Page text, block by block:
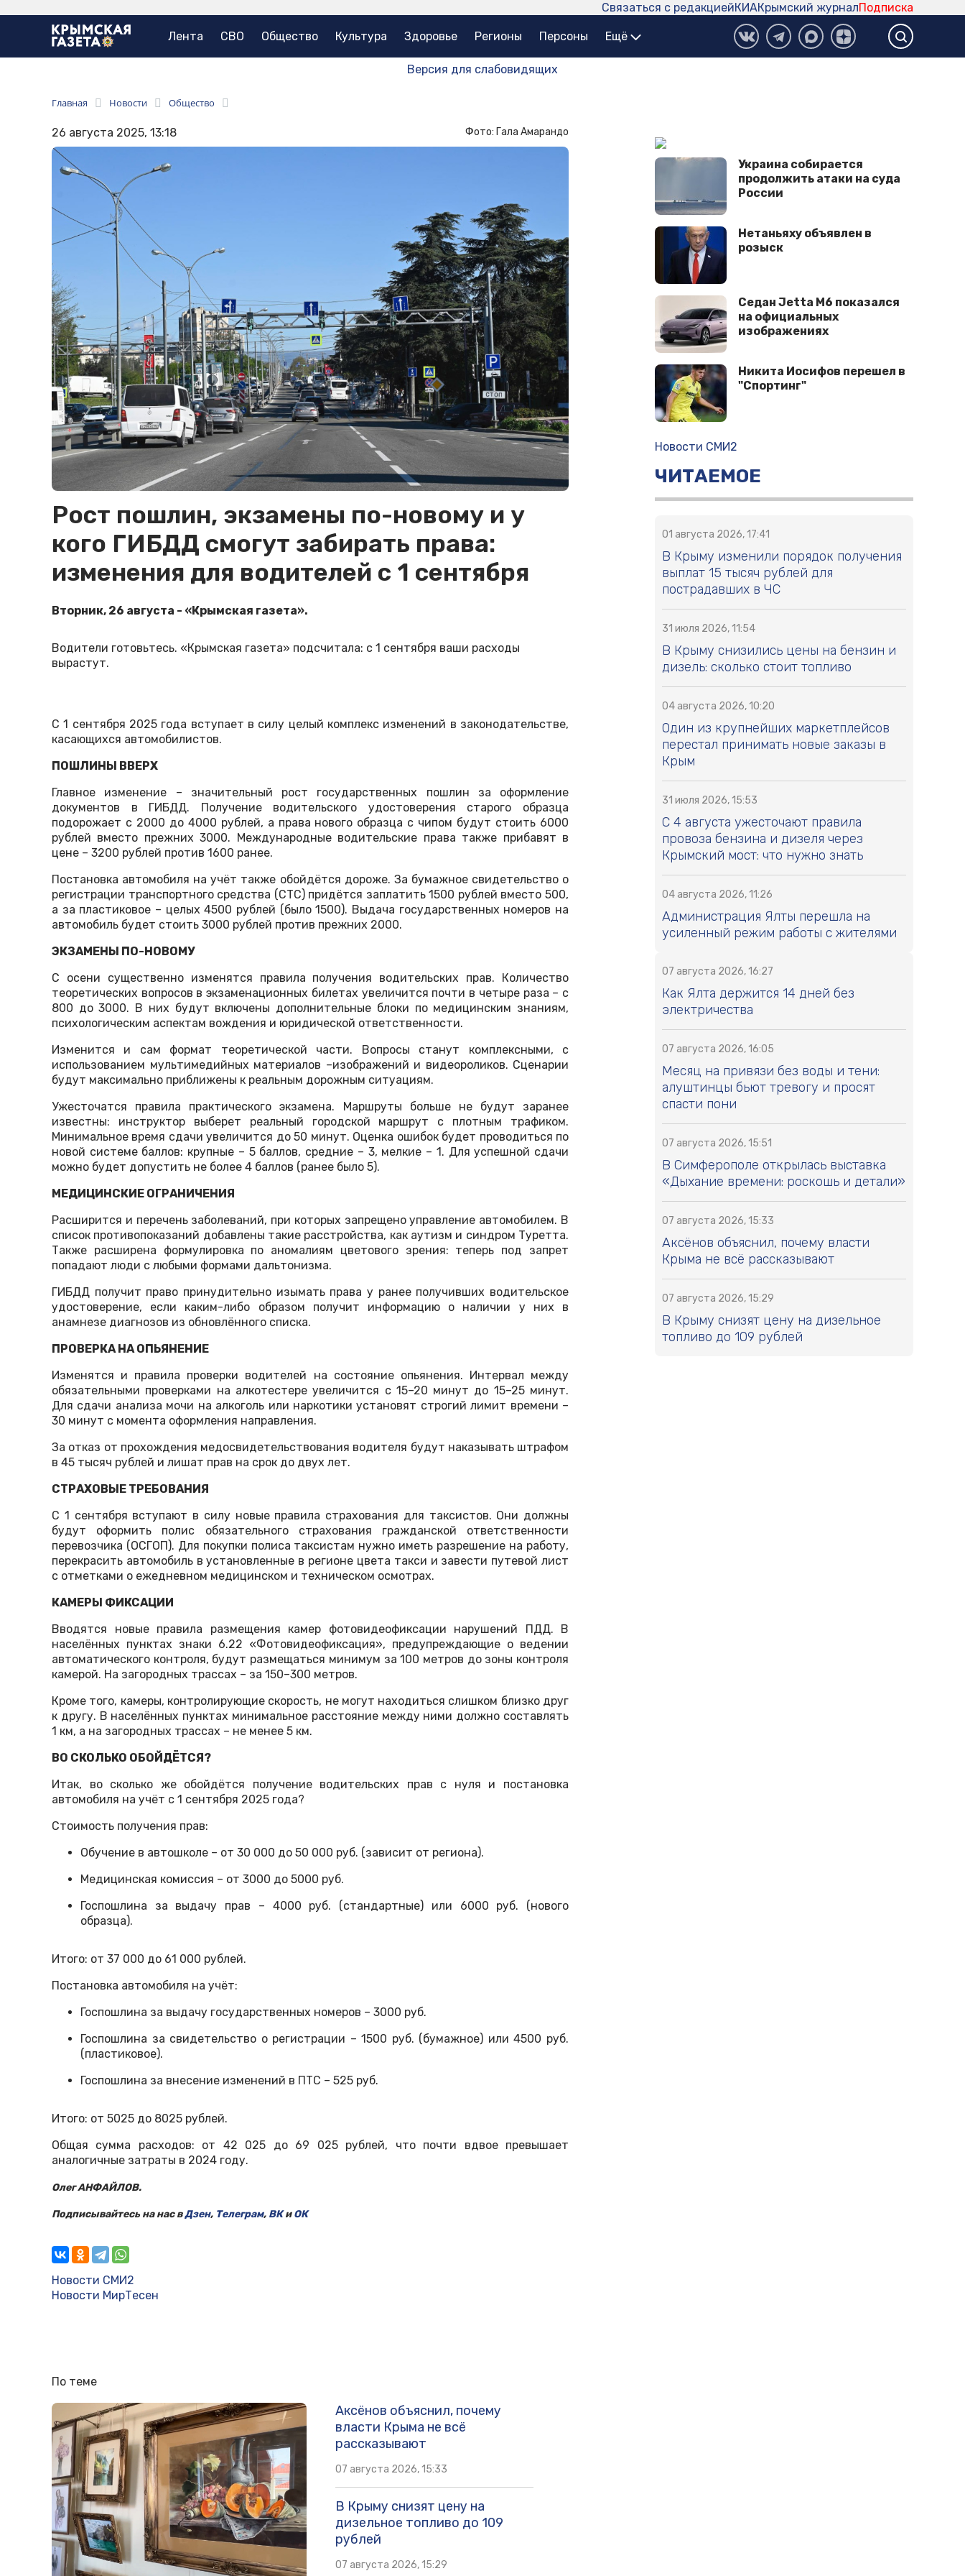
Подписка
Крымский журнал
КИА
Связаться с редакцией
Лента СВО Общество Культура Здоровье Регионы Персоны Ещё
Версия для слабовидящих
Главная Новости Общество
26 августа 2025, 13:18 Фото: Гала Амарандо
Рост пошлин, экзамены по-новому и у
кого ГИБДД смогут забирать права:
изменения для водителей с 1 сентября
Вторник, 26 августа - «Крымская газета».
Водители готовьтесь. «Крымская газета» подсчитала: с 1 сентября ваши расходы
вырастут.
С 1 сентября 2025 года вступает в силу целый комплекс изменений в законодательстве,
касающихся автомобилистов.
ПОШЛИНЫ ВВЕРХ
Главное изменение – значительный рост государственных пошлин за оформление
документов в ГИБДД. Получение водительского удостоверения старого образца
подорожает с 2000 до 4000 рублей, а права нового образца с чипом будут стоить 6000
рублей вместо прежних 3000. Международные водительские права также прибавят в
цене – 3200 рублей против 1600 ранее.
Постановка автомобиля на учёт также обойдётся дороже. За бумажное свидетельство о
регистрации транспортного средства (СТС) придётся заплатить 1500 рублей вместо 500,
а за пластиковое – целых 4500 рублей (было 1500). Выдача государственных номеров на
автомобиль будет стоить 3000 рублей против прежних 2000.
ЭКЗАМЕНЫ ПО-НОВОМУ
С осени существенно изменятся правила получения водительских прав. Количество
теоретических вопросов в экзаменационных билетах увеличится почти в четыре раза – с
800 до 3000. В них будут включены дополнительные блоки по медицинским знаниям,
психологическим аспектам вождения и юридической ответственности.
Изменится и сам формат теоретической части. Вопросы станут комплексными, с
использованием мультимедийных материалов –изображений и видеороликов. Сценарии
будут максимально приближены к реальным дорожным ситуациям.
Ужесточатся правила практического экзамена. Маршруты больше не будут заранее
известны: инструктор выберет реальный городской маршрут с плотным трафиком.
Минимальное время сдачи увеличится до 50 минут. Оценка ошибок будет проводиться по
новой системе баллов: крупные – 5 баллов, средние – 3, мелкие – 1. Для успешной сдачи
можно будет допустить не более 4 баллов (ранее было 5).
МЕДИЦИНСКИЕ ОГРАНИЧЕНИЯ
Расширится и перечень заболеваний, при которых запрещено управление автомобилем. В
список противопоказаний добавлены такие расстройства, как аутизм и синдром Туретта.
Также расширена формулировка по аномалиям цветового зрения: теперь под запрет
попадают люди с любыми формами дальтонизма.
ГИБДД получит право принудительно изымать права у ранее получивших водительское
удостоверение, если каким-либо образом получит информацию о наличии у них в
анамнезе диагнозов из обновлённого списка.
ПРОВЕРКА НА ОПЬЯНЕНИЕ
Изменятся и правила проверки водителей на состояние опьянения. Интервал между
обязательными проверками на алкотестере увеличится с 15–20 минут до 15–25 минут.
Для сдачи анализа мочи на алкоголь или наркотики установят строгий лимит времени –
30 минут с момента оформления направления.
За отказ от прохождения медосвидетельствования водителя будут наказывать штрафом
в 45 тысяч рублей и лишат прав на срок до двух лет.
СТРАХОВЫЕ ТРЕБОВАНИЯ
С 1 сентября вступают в силу новые правила страхования для таксистов. Они должны
будут оформить полис обязательного страхования гражданской ответственности
перевозчика (ОСГОП). Для покупки полиса таксистам нужно иметь разрешение на работу,
перекрасить автомобиль в установленные в регионе цвета такси и завести путевой лист
с отметками о ежедневном медицинском и техническом осмотрах.
КАМЕРЫ ФИКСАЦИИ
Вводятся новые правила размещения камер фотовидеофиксации нарушений ПДД. В
населённых пунктах знаки 6.22 «Фотовидеофиксация», предупреждающие о ведении
автоматического контроля, будут размещаться минимум за 100 метров до зоны контроля
камерой. На загородных трассах – за 150–300 метров.
Кроме того, камеры, контролирующие скорость, не могут находиться слишком близко друг
к другу. В населённых пунктах минимальное расстояние между ними должно составлять
1 км, а на загородных трассах – не менее 5 км.
ВО СКОЛЬКО ОБОЙДЁТСЯ?
Итак, во сколько же обойдётся получение водительских прав с нуля и постановка
автомобиля на учёт с 1 сентября 2025 года?
Стоимость получения прав:
Обучение в автошколе – от 30 000 до 50 000 руб. (зависит от региона).
Медицинская комиссия – от 3000 до 5000 руб.
Госпошлина за выдачу прав – 4000 руб. (стандартные) или 6000 руб. (нового
образца).
Итого: от 37 000 до 61 000 рублей.
Постановка автомобиля на учёт:
Госпошлина за выдачу государственных номеров – 3000 руб.
Госпошлина за свидетельство о регистрации – 1500 руб. (бумажное) или 4500 руб.
(пластиковое).
Госпошлина за внесение изменений в ПТС – 525 руб.
Итого: от 5025 до 8025 рублей.
Общая сумма расходов: от 42 025 до 69 025 рублей, что почти вдвое превышает
аналогичные затраты в 2024 году.
Олег АНФАЙЛОВ.
Подписывайтесь на нас вДзен, Телеграм, ВКиОК
Новости СМИ2
Новости МирТесен
По теме
Аксёнов объяснил, почему
власти Крыма не всё
рассказывают
07 августа 2026, 15:33
В Крыму снизят цену на
дизельное топливо до 109
рублей
07 августа 2026, 15:29
Украина собирается
продолжить атаки на суда
России
Нетаньяху объявлен в
розыск
Седан Jetta M6 показался
на официальных
изображениях
Никита Иосифов перешел в
"Спортинг"
Новости СМИ2
ЧИТАЕМОЕ
01 августа 2026, 17:41
В Крыму изменили порядок получения
выплат 15 тысяч рублей для
пострадавших в ЧС
31 июля 2026, 11:54
В Крыму снизились цены на бензин и
дизель: сколько стоит топливо
04 августа 2026, 10:20
Один из крупнейших маркетплейсов
перестал принимать новые заказы в
Крым
31 июля 2026, 15:53
С 4 августа ужесточают правила
провоза бензина и дизеля через
Крымский мост: что нужно знать
04 августа 2026, 11:26
Администрация Ялты перешла на
усиленный режим работы с жителями
07 августа 2026, 16:27
Как Ялта держится 14 дней без
электричества
07 августа 2026, 16:05
Месяц на привязи без воды и тени:
алуштинцы бьют тревогу и просят
спасти пони
07 августа 2026, 15:51
В Симферополе открылась выставка
«Дыхание времени: роскошь и детали»
07 августа 2026, 15:33
Аксёнов объяснил, почему власти
Крыма не всё рассказывают
07 августа 2026, 15:29
В Крыму снизят цену на дизельное
топливо до 109 рублей